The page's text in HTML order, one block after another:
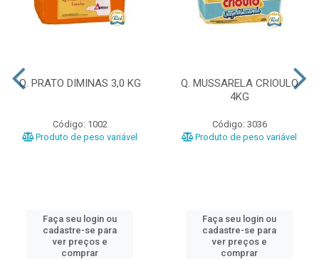
Q. PRATO DIMINAS 3,0 KG
Código: 1002
Produto de peso variável
Faça seu login ou
cadastre-se para
ver preços e
comprar
Q. MUSSARELA CRIOULO
4KG
Código: 3036
Produto de peso variável
Faça seu login ou
cadastre-se para
ver preços e
comprar